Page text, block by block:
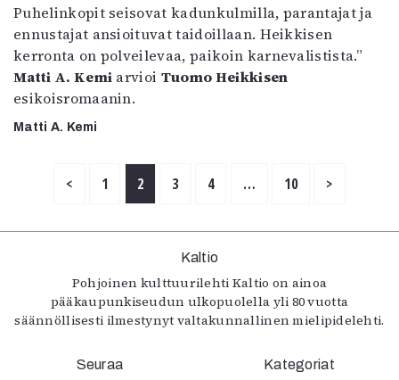
Puhelinkopit seisovat kadunkulmilla, parantajat ja
ennustajat ansioituvat taidoillaan. Heikkisen
kerronta on polveilevaa, paikoin karnevalistista.”
Matti A. Kemi arvioi Tuomo Heikkisen
esikoisromaanin.
Matti A. Kemi
< 1 2 3 4 … 10 >
Kaltio
Pohjoinen kulttuurilehti Kaltio on ainoa
pääkaupunkiseudun ulkopuolella yli 80 vuotta
säännöllisesti ilmestynyt valtakunnallinen mielipidelehti.
Seuraa Kategoriat